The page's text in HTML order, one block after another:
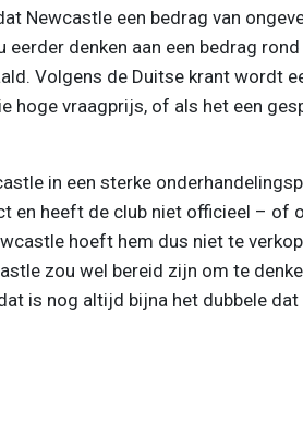
Newcastle een bedrag van
eerder denken aan een bedrag
Volgens de Duitse krant wordt
hoge vraagprijs, of als het een
in een sterke
en heeft de club niet officieel – of
hoeft hem dus niet te
zou wel bereid zijn om te
is nog altijd bijna het dubbele